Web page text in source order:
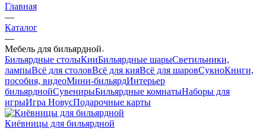
Главная
—
Каталог
—
Мебель для бильярдной
Бильярдные столыКииБильярдные шарыСветильники,
лампыВсё для столовВсё для кияВсё для шаровСукноКниги,
пособия, видеоМини-бильярдИнтерьер
бильярднойСувенирыБильярдные комнатыНаборы для
игрыИгра НовусПодарочные карты
Киёвницы для бильярдной